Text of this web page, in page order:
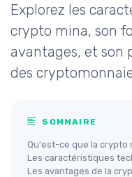
Explorez les
crypto mina, son
avantages, et son
des
SOMMAIRE
Qu'est-ce que la crypto
Les caractéristiques
Les avantages de la